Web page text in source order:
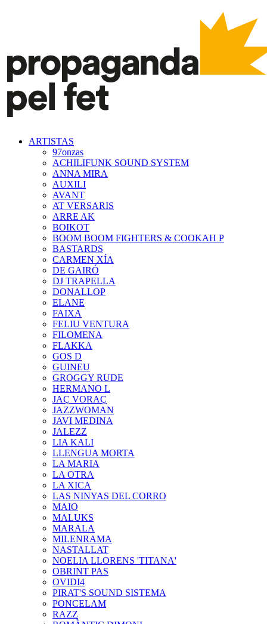
ARTISTAS
97onzas
ACHILIFUNK SOUND SYSTEM
ANNA MIRA
AUXILI
AVANT
AT VERSARIS
ARRE AK
BOIKOT
BOOM BOOM FIGHTERS & COOKAH P
BASTARDS
CARMEN XÍA
DE GAIRÓ
DJ TRAPELLA
DONALLOP
ELANE
FAIXA
FELIU VENTURA
FILOMENA
FLAKKA
GOS D
GUINEU
GROGGY RUDE
HERMANO L
JAÇ VORAÇ
JAZZWOMAN
JAVI MEDINA
JALEZZ
LIA KALI
LLENGUA MORTA
LA MARIA
LA OTRA
LA XICA
LAS NINYAS DEL CORRO
MAIO
MALUKS
MARALA
MILENRAMA
NASTALLAT
NOELIA LLORENS 'TITANA'
OBRINT PAS
OVIDI4
PIRAT'S SOUND SISTEMA
PONCELAM
RAZZ